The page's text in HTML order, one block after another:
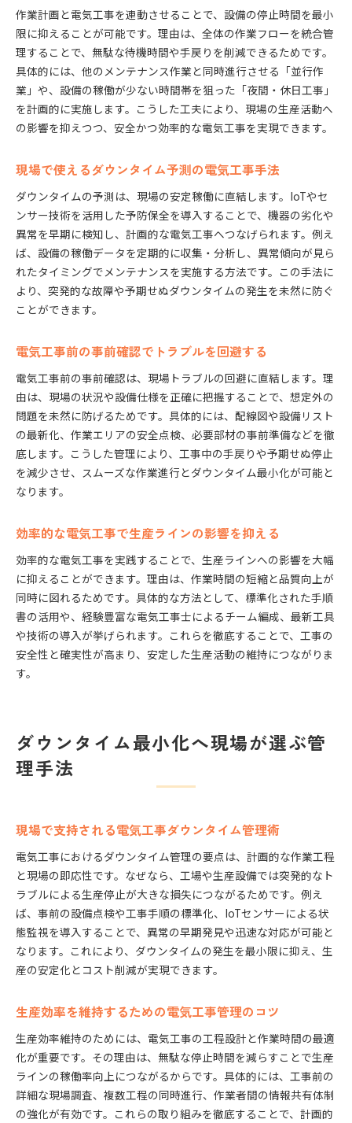
作業計画と電気工事を連動させることで、設備の停止時間を最小
限に抑えることが可能です。理由は、全体の作業フローを統合管
理することで、無駄な待機時間や手戻りを削減できるためです。
具体的には、他のメンテナンス作業と同時進行させる「並行作
業」や、設備の稼働が少ない時間帯を狙った「夜間・休日工事」
を計画的に実施します。こうした工夫により、現場の生産活動へ
の影響を抑えつつ、安全かつ効率的な電気工事を実現できます。
現場で使えるダウンタイム予測の電気工事手法
ダウンタイムの予測は、現場の安定稼働に直結します。IoTやセ
ンサー技術を活用した予防保全を導入することで、機器の劣化や
異常を早期に検知し、計画的な電気工事へつなげられます。例え
ば、設備の稼働データを定期的に収集・分析し、異常傾向が見ら
れたタイミングでメンテナンスを実施する方法です。この手法に
より、突発的な故障や予期せぬダウンタイムの発生を未然に防ぐ
ことができます。
電気工事前の事前確認でトラブルを回避する
電気工事前の事前確認は、現場トラブルの回避に直結します。理
由は、現場の状況や設備仕様を正確に把握することで、想定外の
問題を未然に防げるためです。具体的には、配線図や設備リスト
の最新化、作業エリアの安全点検、必要部材の事前準備などを徹
底します。こうした管理により、工事中の手戻りや予期せぬ停止
を減少させ、スムーズな作業進行とダウンタイム最小化が可能と
なります。
効率的な電気工事で生産ラインの影響を抑える
効率的な電気工事を実践することで、生産ラインへの影響を大幅
に抑えることができます。理由は、作業時間の短縮と品質向上が
同時に図れるためです。具体的な方法として、標準化された手順
書の活用や、経験豊富な電気工事士によるチーム編成、最新工具
や技術の導入が挙げられます。これらを徹底することで、工事の
安全性と確実性が高まり、安定した生産活動の維持につながりま
す。
ダウンタイム最小化へ現場が選ぶ管
理手法
現場で支持される電気工事ダウンタイム管理術
電気工事におけるダウンタイム管理の要点は、計画的な作業工程
と現場の即応性です。なぜなら、工場や生産設備では突発的なト
ラブルによる生産停止が大きな損失につながるためです。例え
ば、事前の設備点検や工事手順の標準化、IoTセンサーによる状
態監視を導入することで、異常の早期発見や迅速な対応が可能と
なります。これにより、ダウンタイムの発生を最小限に抑え、生
産の安定化とコスト削減が実現できます。
生産効率を維持するための電気工事管理のコツ
生産効率維持のためには、電気工事の工程設計と作業時間の最適
化が重要です。その理由は、無駄な停止時間を減らすことで生産
ラインの稼働率向上につながるからです。具体的には、工事前の
詳細な現場調査、複数工程の同時進行、作業者間の情報共有体制
の強化が有効です。これらの取り組みを徹底することで、計画的